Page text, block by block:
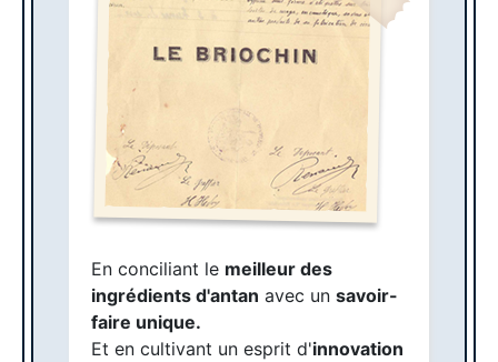
En conciliant le meilleur des
ingrédients d'antan avec un savoir-
faire unique.
Et en cultivant un esprit d'innovation